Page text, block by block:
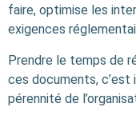
faire, optimise les
exigences
Prendre le temps de
ces documents,
pérennité de